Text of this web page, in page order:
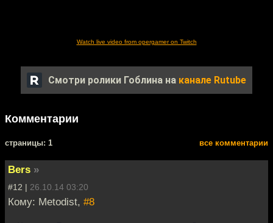
Watch live video from opergamer on Twitch
Смотри ролики Гоблина на канале Rutube
Комментарии
cтраницы: 1 все комментарии
Bers »
#12 | 26.10.14 03:20
Кому: Metodist, #8